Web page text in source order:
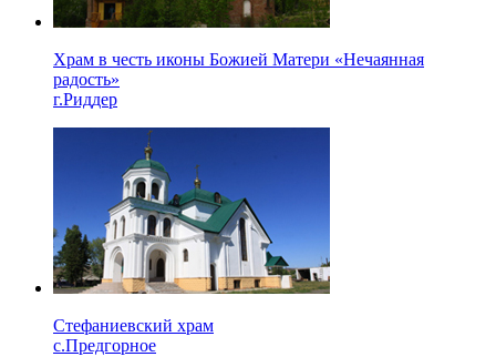
Храм в честь иконы Божией Матери «Нечаянная
радость»
г.Риддер
Стефаниевский храм
с.Предгорное